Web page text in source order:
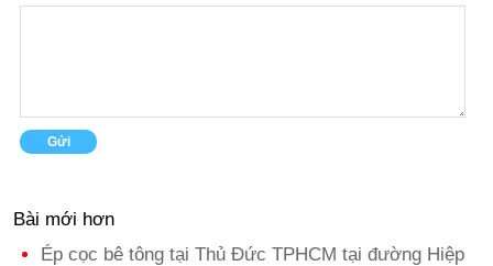
Bài mới hơn
Ép cọc bê tông tại Thủ Đức TPHCM tại đường Hiệp